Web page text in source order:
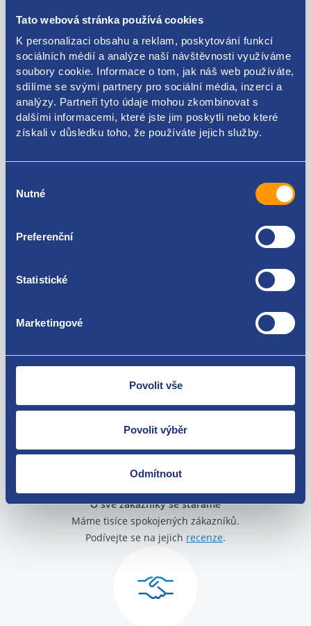
Tato webová stránka používá cookies
K personalizaci obsahu a reklam, poskytování funkcí
sociálních médií a analýze naší návštěvnosti využíváme
soubory cookie. Informace o tom, jak náš web používáte,
sdílíme se svými partnery pro sociální média, inzerci a
analýzy. Partneři tyto údaje mohou zkombinovat s
dalšími informacemi, které jste jim poskytli nebo které
získali v důsledku toho, že používáte jejich služby.
souhlasu
Nutné
Preferenční
Statistické
Marketingové
Povolit vše
Povolit výběr
Odmítnout
Kódy produktu
0928400607 1634149380
Fiat Scudo 2007- 1.6 JTD 90HP
Peugeot 206 1.6 HDi
Peugeot 206 plus 1.4 HDi
Peugeot 207 1.4 HDi
Peugeot 307 1.4 HDi
Peugeot 1007 1.6 HDi
Peugeot 3008 2009 - 2017 1.6 HDi
Peugeot Partner 1996 - 2008 1.6 16V HDi
Citroen Berlingo 1996 - 2011 1.6 HDI
Citroen C2 1.6 HDi
Citroen C3 2009 - 2016 1.4 HDi
Citroen C3 2009 - 2016 1.6 HDi
Citroen C3 Picasso 1.6 HDi
Citroen C4 2004 - 2013 1.6 HDi
Citroen C5 2008- 1.6 HDi
Citroen Xsara Picasso 1999 - 2012 1.6 HDi
Citroen Jumpy 2007- 1.6 HDi
Nejste spokojeni? Vyřešíme to!
zakoupení. Nebo vám pošleme náhradu.
O své zákazníky se staráme
Máme tisíce spokojených zákazníků.
Podívejte se na jejich recenze.